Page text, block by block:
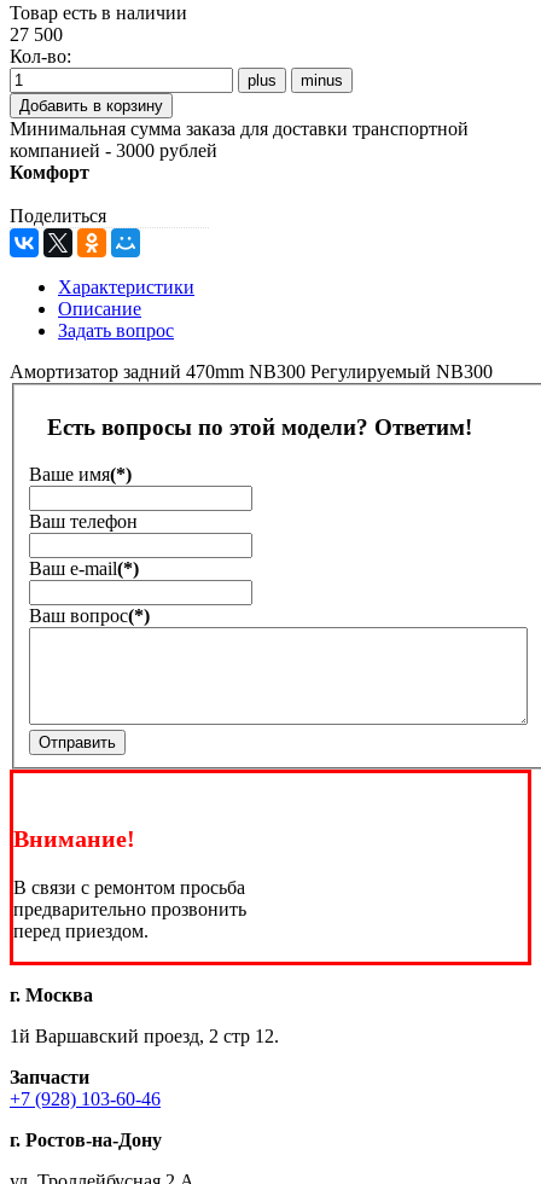
Товар есть в наличии
27 500
Кол-во:
Минимальная сумма заказа для доставки транспортной
компанией - 3000 рублей
Комфорт
Поделиться
Характеристики
Описание
Задать вопрос
Амортизатор задний 470mm NB300 Регулируемый NB300
Есть вопросы по этой модели? Ответим!
Ваше имя(*)
Ваш телефон
Ваш е-mail(*)
Ваш вопрос(*)
Отправить
Внимание!
В связи с ремонтом просьба
предварительно прозвонить
перед приездом.
г. Москва
1й Варшавский проезд, 2 стр 12.
Запчасти
+7 (928) 103-60-46
г. Ростов-на-Дону